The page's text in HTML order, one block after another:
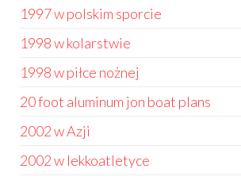
1997 w polskim sporcie
1998 w kolarstwie
1998 w piłce nożnej
20 foot aluminum jon boat plans
2002 w Azji
2002 w lekkoatletyce